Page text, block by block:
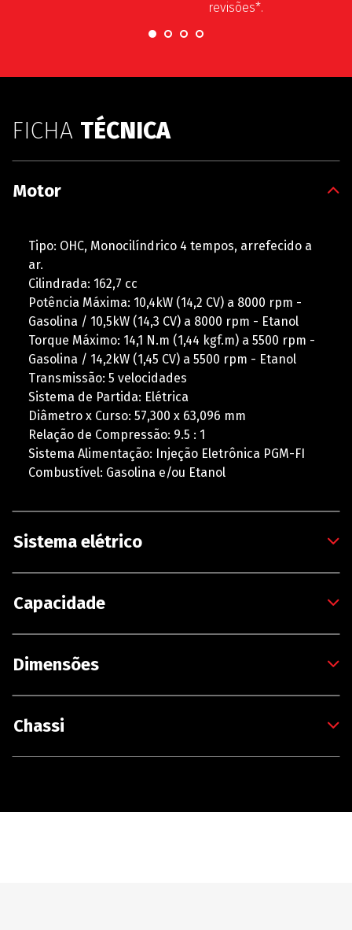
revisões*.
FICHA TÉCNICA
Motor
Tipo: OHC, Monocilíndrico 4 tempos, arrefecido a
ar.
Cilindrada: 162,7 cc
Potência Máxima: 10,4kW (14,2 CV) a 8000 rpm -
Gasolina / 10,5kW (14,3 CV) a 8000 rpm - Etanol
Torque Máximo: 14,1 N.m (1,44 kgf.m) a 5500 rpm -
Gasolina / 14,2kW (1,45 CV) a 5500 rpm - Etanol
Transmissão: 5 velocidades
Sistema de Partida: Elétrica
Diâmetro x Curso: 57,300 x 63,096 mm
Relação de Compressão: 9.5 : 1
Sistema Alimentação: Injeção Eletrônica PGM-FI
Combustível: Gasolina e/ou Etanol
Sistema elétrico
Capacidade
Dimensões
Chassi